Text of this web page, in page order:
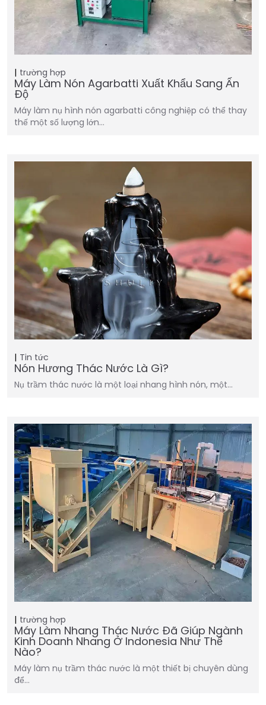
trường hợp
Máy Làm Nón Agarbatti Xuất Khẩu Sang Ấn
Độ
Máy làm nụ hình nón agarbatti công nghiệp có thể thay
thế một số lượng lớn…
Tin tức
Nón Hương Thác Nước Là Gì?
Nụ trầm thác nước là một loại nhang hình nón, một…
trường hợp
Máy Làm Nhang Thác Nước Đã Giúp Ngành
Kinh Doanh Nhang Ở Indonesia Như Thế
Nào?
Máy làm nụ trầm thác nước là một thiết bị chuyên dùng
để…